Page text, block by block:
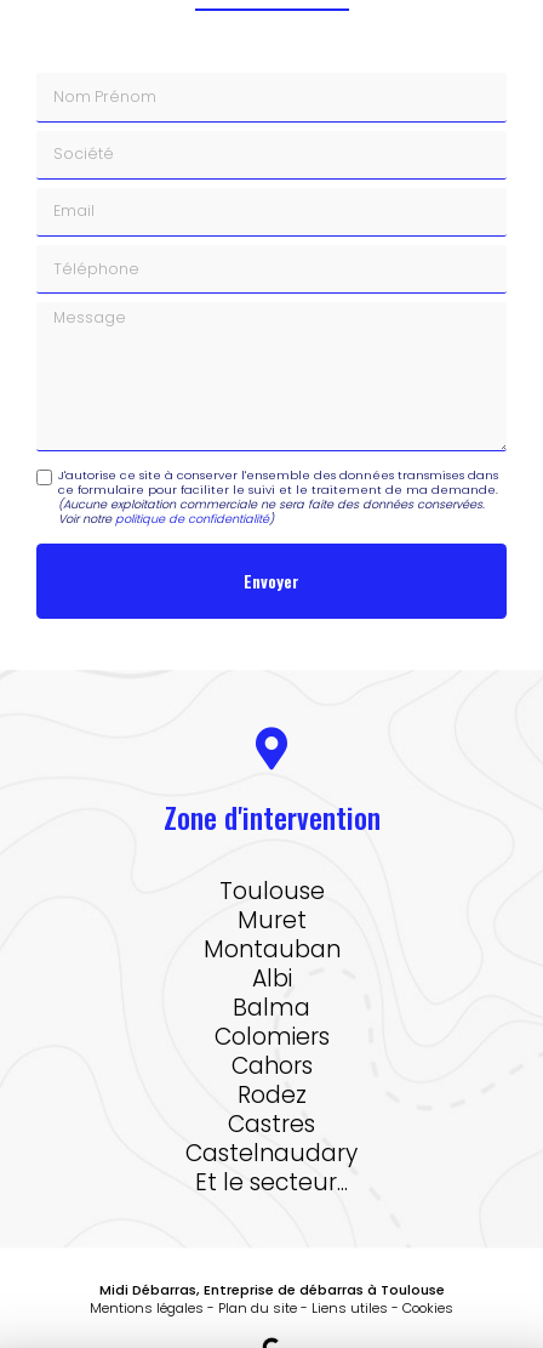
Message
J'autorise ce site à conserver l'ensemble des données transmises dans
ce formulaire pour faciliter le suivi et le traitement de ma demande.
(Aucune exploitation commerciale ne sera faite des données conservées.
Voir notrepolitique de confidentialité)
Zone d'intervention
Toulouse
Muret
Montauban
Albi
Balma
Colomiers
Cahors
Rodez
Castres
Castelnaudary
Et le secteur...
Midi Débarras, Entreprise de débarras à Toulouse
Mentions légales - Plan du site- Liens utiles - Cookies